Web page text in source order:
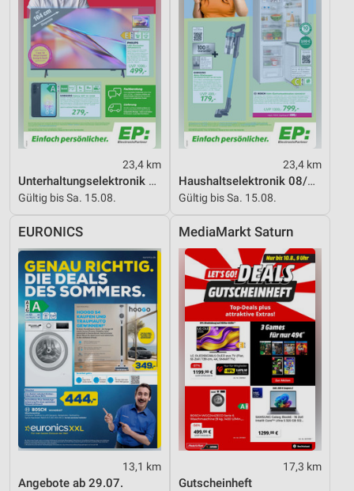
23,4 km
Unterhaltungselektronik 08/2026
Gültig bis Sa. 15.08.
23,4 km
Haushaltselektronik 08/2026
Gültig bis Sa. 15.08.
EURONICS
13,1 km
Angebote ab 29.07.
MediaMarkt Saturn
17,3 km
Gutscheinheft